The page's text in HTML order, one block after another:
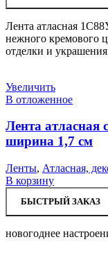
Лента атласная
нежного кремового
отделки и
Увеличить
В отложенное
Лента
ширина 1,7 см
Ленты, Атласная,
В корзину
БЫСТРЫЙ ЗАКАЗ
новогоднее